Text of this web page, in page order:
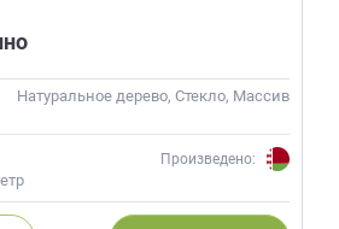
Натуральное дерево, Стекло, Массив
Произведено: